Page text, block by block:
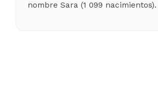
nombre Sara (1 099 nacimientos).